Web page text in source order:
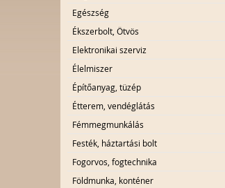
Egészség
Ékszerbolt, Ötvös
Elektronikai szerviz
Élelmiszer
Építőanyag, tüzép
Étterem, vendéglátás
Fémmegmunkálás
Festék, háztartási bolt
Fogorvos, fogtechnika
Földmunka, konténer